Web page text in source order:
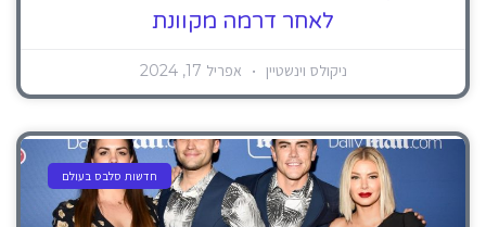
לאחר דרמה מקוונת
ניקולס וינשטיין אפריל 17, 2024
חדשות סלבס בעולם